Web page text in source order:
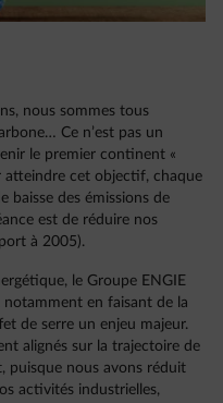
nous sommes tous
Ce n’est pas un
le premier continent «
atteindre cet objectif, chaque
baisse des émissions de
est de réduire nos
à 2005).
le Groupe ENGIE
notamment en faisant de la
de serre un enjeu majeur.
alignés sur la trajectoire de
puisque nous avons réduit
activités industrielles,